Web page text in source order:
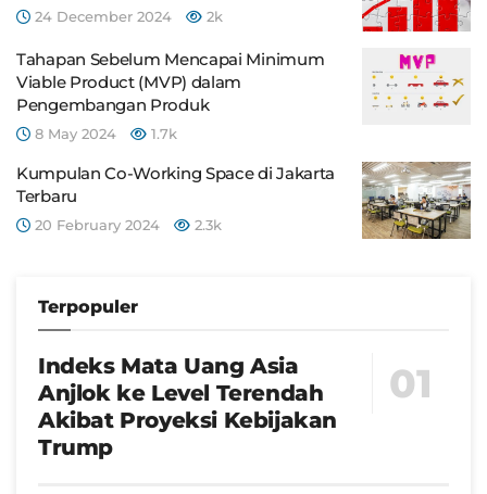
24 December 2024 2k
Tahapan Sebelum Mencapai Minimum
Viable Product (MVP) dalam
Pengembangan Produk
8 May 2024 1.7k
Kumpulan Co-Working Space di Jakarta
Terbaru
20 February 2024 2.3k
Terpopuler
Indeks Mata Uang Asia
Anjlok ke Level Terendah
Akibat Proyeksi Kebijakan
Trump